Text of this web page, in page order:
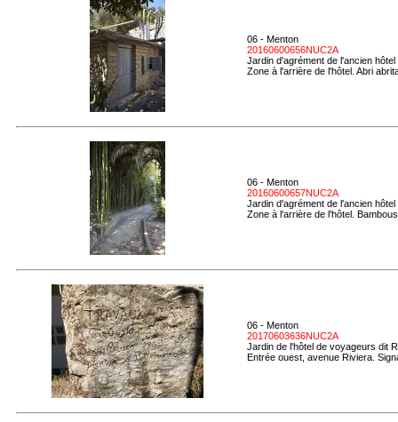
06 - Menton
20160600656NUC2A
Jardin d'agrément de l'ancien
Zone à l'arrière de l'hôtel. Abri
06 - Menton
20160600657NUC2A
Jardin d'agrément de l'ancien
Zone à l'arrière de l'hôtel.
06 - Menton
20170603636NUC2A
Jardin de l'hôtel de voyageurs dit
Entrée ouest, avenue Riviera.